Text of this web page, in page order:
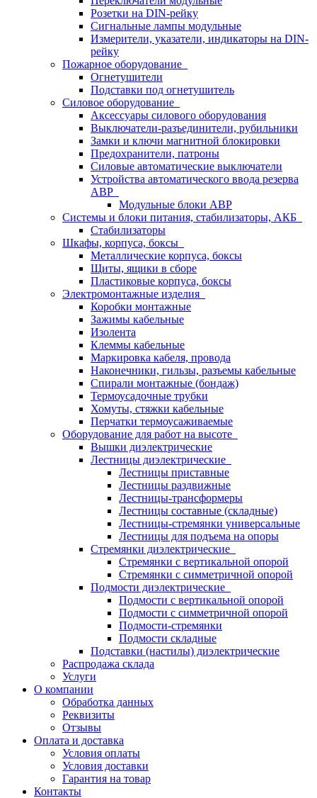
Розетки на DIN-рейку
Сигнальные лампы модульные
Измерители, указатели, индикаторы на DIN-
рейку
Пожарное оборудование
Огнетушители
Подставки под огнетушитель
Силовое оборудование
Аксессуары силового оборудования
Выключатели-разъединители, рубильники
Замки и ключи магнитной блокировки
Предохранители, патроны
Силовые автоматические выключатели
Устройства автоматического ввода резерва
АВР
Модульные блоки АВР
Системы и блоки питания, стабилизаторы, АКБ
Стабилизаторы
Шкафы, корпуса, боксы
Металлические корпуса, боксы
Щиты, ящики в сборе
Пластиковые корпуса, боксы
Электромонтажные изделия
Коробки монтажные
Зажимы кабельные
Изолента
Клеммы кабельные
Маркировка кабеля, провода
Наконечники, гильзы, разъемы кабельные
Спирали монтажные (бондаж)
Термоусадочные трубки
Хомуты, стяжки кабельные
Перчатки термоусаживаемые
Оборудование для работ на высоте
Вышки диэлектрические
Лестницы диэлектрические
Лестницы приставные
Лестницы раздвижные
Лестницы-трансформеры
Лестницы составные (складные)
Лестницы-стремянки универсальные
Лестницы для подъема на опоры
Стремянки диэлектрические
Стремянки с вертикальной опорой
Стремянки с симметричной опорой
Подмости диэлектрические
Подмости с вертикальной опорой
Подмости с симметричной опорой
Подмости-стремянки
Подмости складные
Подставки (настилы) диэлектрические
Распродажа склада
Услуги
О компании
Обработка данных
Реквизиты
Отзывы
Оплата и доставка
Условия оплаты
Условия доставки
Гарантия на товар
Контакты